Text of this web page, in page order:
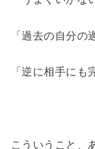
「過去の自分の
「逆に相手にも
こういうこと、